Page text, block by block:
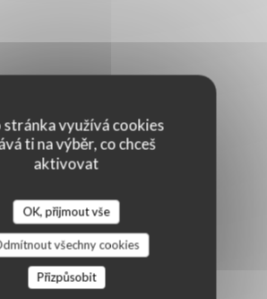
stránka využívá cookies
ti na výběr, co chceš
aktivovat
OK, přijmout vše
všechny cookies
Přizpůsobit